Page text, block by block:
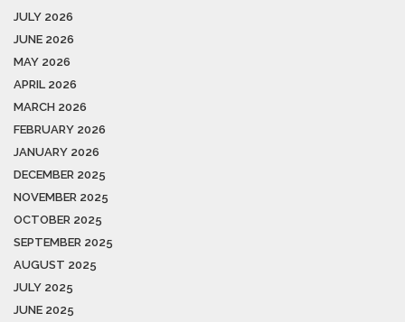
JULY 2026
JUNE 2026
MAY 2026
APRIL 2026
MARCH 2026
FEBRUARY 2026
JANUARY 2026
DECEMBER 2025
NOVEMBER 2025
OCTOBER 2025
SEPTEMBER 2025
AUGUST 2025
JULY 2025
JUNE 2025